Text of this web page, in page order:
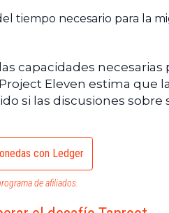
tiempo necesario para la
capacidades necesarias
Eleven estima que
si las discusiones sobre
con Ledger
de afiliados.